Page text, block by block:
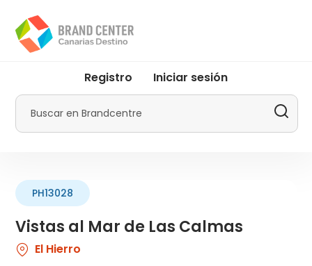
contenido
principal
menu
Promotur
Registro Iniciar sesión
Buscar
Vistas al Mar de Las Calmas
PH13028
El Hierro